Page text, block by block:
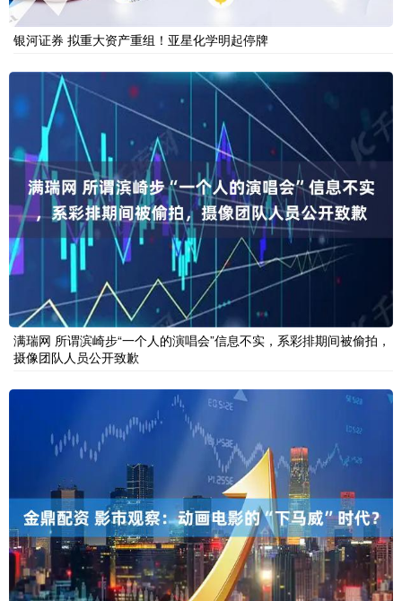
银河证券 拟重大资产重组！亚星化学明起停牌
满瑞网 所谓滨崎步“一个人的演唱会”信息不实，系彩排期间被偷拍，
摄像团队人员公开致歉